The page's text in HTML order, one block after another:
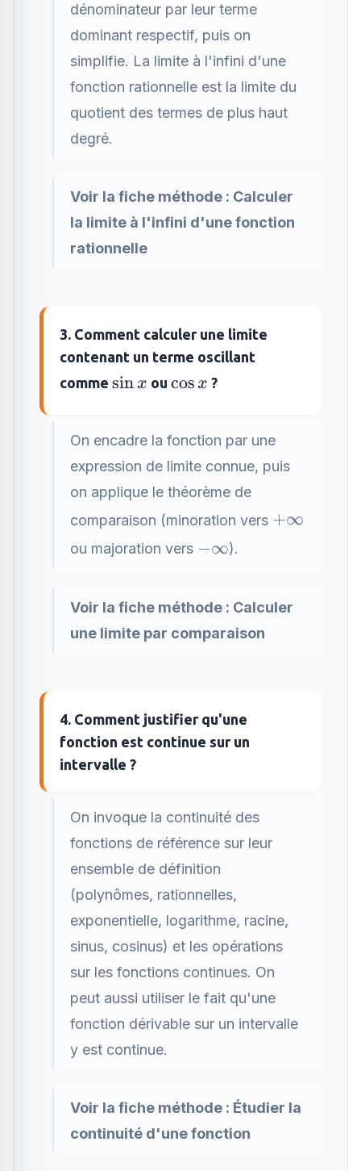
dénominateur par leur terme
dominant respectif, puis on
simplifie. La limite à l'infini d'une
fonction rationnelle est la limite du
quotient des termes de plus haut
degré.
Voir la fiche méthode : Calculer
la limite à l'infini d'une fonction
rationnelle
3. Comment calculer une limite
contenant un terme oscillant
comme \sin
sinx ou \cos
cos x ?
On encadre la fonction par une
expression de limite connue, puis
on applique le théorème de
comparaison (minoration vers +\infty
+∞
ou majoration vers -
−∞).
Voir la fiche méthode : Calculer
une limite par comparaison
4. Comment justifier qu'une
fonction est continue sur un
intervalle ?
On invoque la continuité des
fonctions de référence sur leur
ensemble de définition
(polynômes, rationnelles,
exponentielle, logarithme, racine,
sinus, cosinus) et les opérations
sur les fonctions continues. On
peut aussi utiliser le fait qu'une
fonction dérivable sur un intervalle
y est continue.
Voir la fiche méthode : Étudier la
continuité d'une fonction